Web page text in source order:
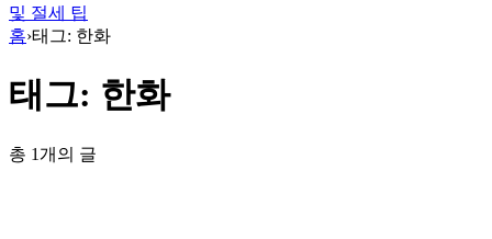
및 절세 팁
홈›태그: 한화
태그: 한화
총 1개의 글